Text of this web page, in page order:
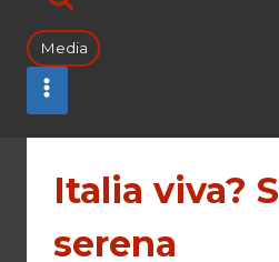
Media
Italia viva?
serena